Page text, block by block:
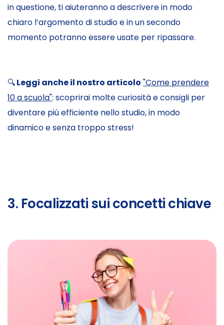
in questione, ti aiuteranno a descrivere in modo
chiaro l’argomento di studio e in un secondo
momento potranno essere usate per ripassare.
🔍Leggi anche il nostro articolo "Come prendere
10 a scuola": scoprirai molte curiosità e consigli per
diventare più efficiente nello studio, in modo
dinamico e senza troppo stress!
3. Focalizzati sui concetti chiave